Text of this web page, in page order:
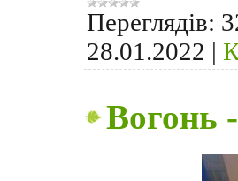
Переглядів:
28.01.2022 |
Вогонь